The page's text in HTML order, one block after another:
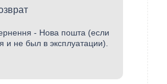
- Нова пошта (если
не был в эксплуатации).